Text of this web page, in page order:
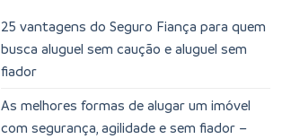
25 vantagens do Seguro Fiança para quem
busca aluguel sem caução e aluguel sem
fiador
As melhores formas de alugar um imóvel
com segurança, agilidade e sem fiador –